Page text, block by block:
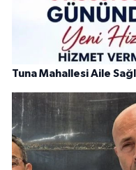
Tuna Mahallesi Aile